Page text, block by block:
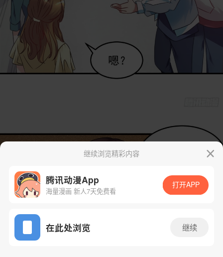
App免费看
继续浏览精彩内容
腾讯动漫App
海量漫画 新人7天免费看
打开APP
在此处浏览 继续